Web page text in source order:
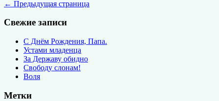
← Предыдущая страница
Свежие записи
С Днём Рождения, Папа.
Устами младенца
За Державу обидно
Свободу слонам!
Воля
Метки